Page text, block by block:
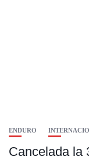
ENDURO
Cancelada la